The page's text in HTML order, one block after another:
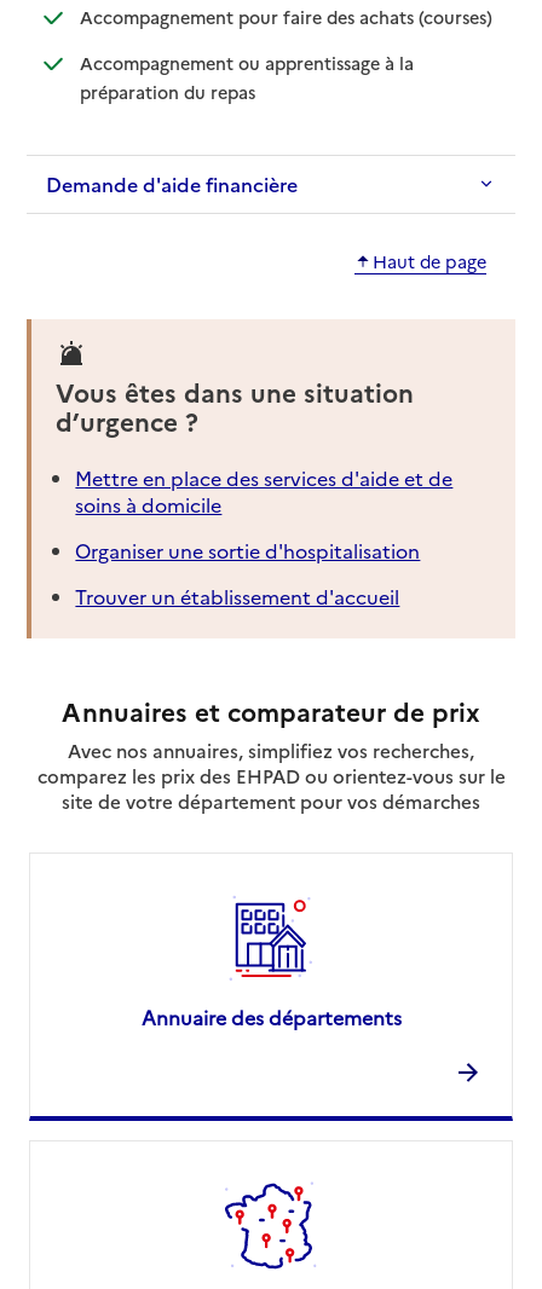
Accompagnement pour faire des achats (courses)
:
: non
Accompagnement ou apprentissage à la
préparation du repas: disponible
: non disponible
Demande d'aide financière
Haut de page
Vous êtes dans une situation
d’urgence ?
Mettre en place des services d'aide et de
soins à domicile
Organiser une sortie d'hospitalisation
Trouver un établissement d'accueil
Annuaires et comparateur de prix
Avec nos annuaires, simplifiez vos recherches,
comparez les prix des EHPAD ou orientez-vous sur le
site de votre département pour vos démarches
Annuaire des départements